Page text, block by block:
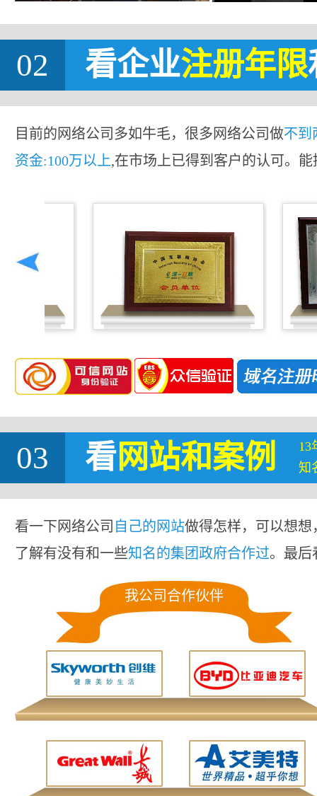
02 看企业注册年限
目前的网络公司多如牛毛，很多网络公司做不到
资金:100万以上,在市场上已得到客户的认可。
03 看网站和案例
13
知
看一下网络公司 自己的网站做得怎样，可以想
了解有没有和一些知名的集团政府合作过。最后
我公司合作伙伴